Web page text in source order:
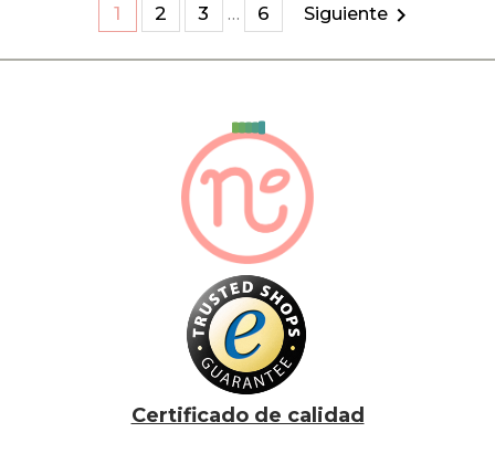
1 2 3 … 6 Siguiente
Certificado de calidad